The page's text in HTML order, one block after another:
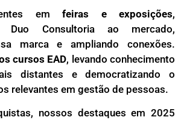
emfeiras e exposições,
Duo Consultoria ao mercado,
marca e ampliando conexões.
cursos EAD, levando conhecimento
distantes e democratizando o
relevantes em gestão de pessoas.
nossos destaques em 2025